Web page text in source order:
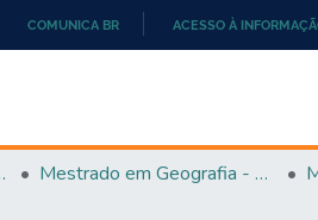
CONTEÚDO
COMUNICA BR ACESSO À
- PPGGEO Mestrado em Geografia - PPGGEO